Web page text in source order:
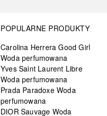
POPULARNE PRODUKTY
Carolina Herrera Good Girl
Woda perfumowana
Yves Saint Laurent Libre
Woda perfumowana
Prada Paradoxe Woda
perfumowana
DIOR Sauvage Woda